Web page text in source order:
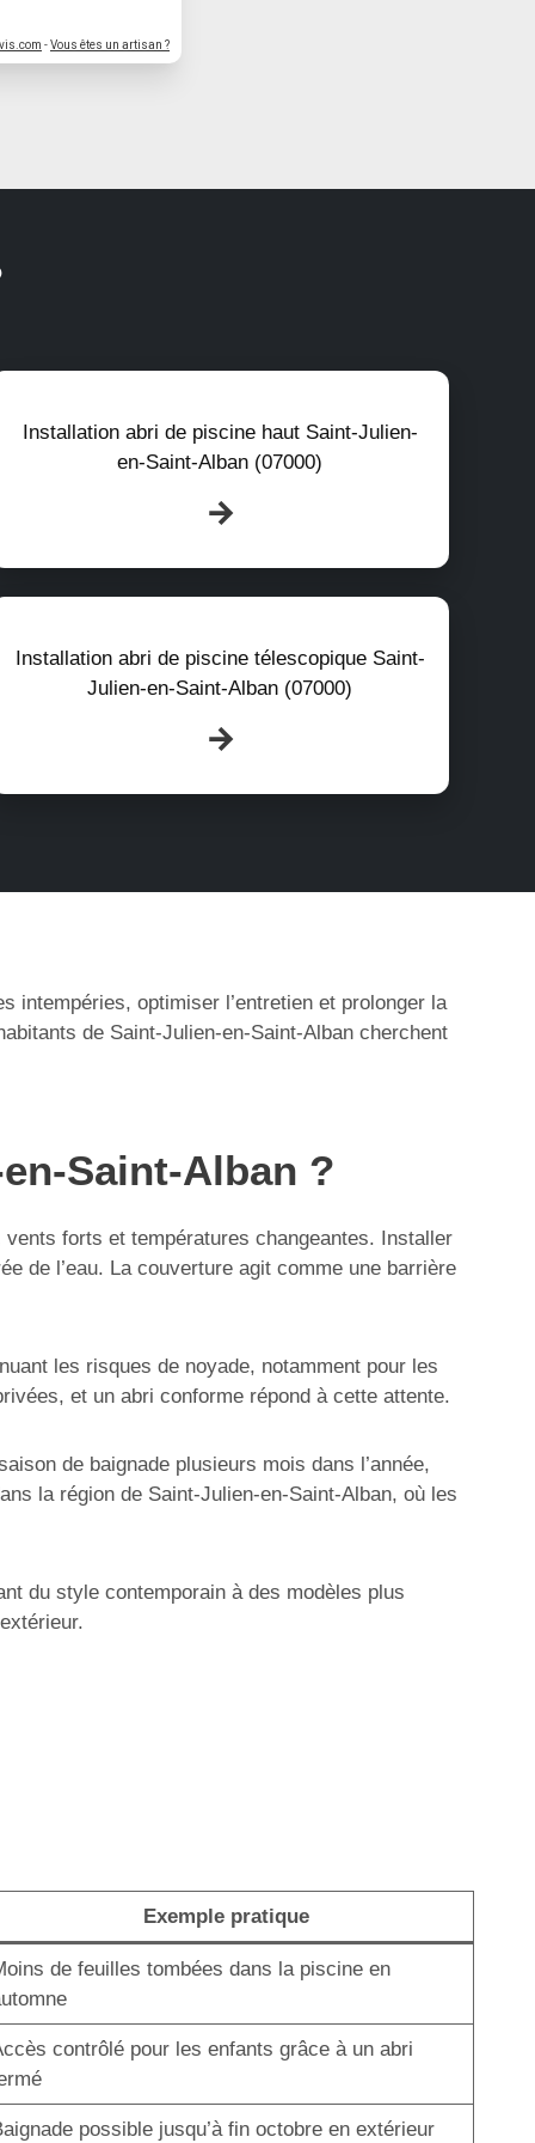
-Vous êtes un artisan ?
Installation abri de piscine haut Saint-Julien-
en-Saint-Alban (07000)
Installation abri de piscine télescopique Saint-
Julien-en-Saint-Alban (07000)
intempéries, optimiser l’entretien et prolonger la
de Saint-Julien-en-Saint-Alban cherchent
Saint-Alban ?
forts et températures changeantes. Installer
de l’eau. La couverture agit comme une barrière
les risques de noyade, notamment pour les
et un abri conforme répond à cette attente.
de baignade plusieurs mois dans l’année,
la région de Saint-Julien-en-Saint-Alban, où les
du style contemporain à des modèles plus
Exemple pratique
de feuilles tombées dans la piscine en
contrôlé pour les enfants grâce à un abri
possible jusqu’à fin octobre en extérieur